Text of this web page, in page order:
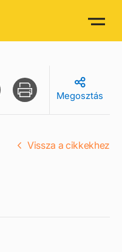
Megosztás
Vissza a cikkekhez